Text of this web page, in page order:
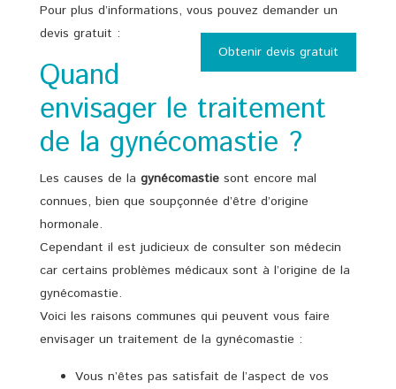
Pour plus d’informations, vous pouvez demander un
devis gratuit :
Obtenir devis gratuit
Quand
envisager le traitement
de la gynécomastie ?
Les causes de la gynécomastie sont encore mal
connues, bien que soupçonnée d’être d’origine
hormonale.
Cependant il est judicieux de consulter son médecin
car certains problèmes médicaux sont à l’origine de la
gynécomastie.
Voici les raisons communes qui peuvent vous faire
envisager un traitement de la gynécomastie :
Vous n’êtes pas satisfait de l’aspect de vos